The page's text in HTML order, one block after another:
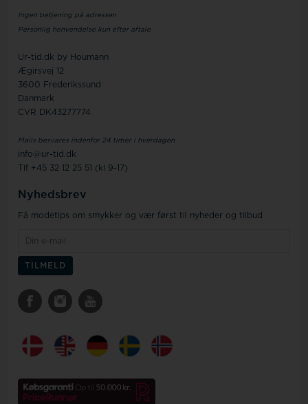
Ingen betjening på adressen
Personlig henvendelse kun efter aftale
Ur-tid.dk by Houmann
Ægirsvej 12
3600 Frederikssund
Danmark
CVR DK43277774
Mails besvares indenfor 24 timer i hverdagen
info@ur-tid.dk
Tlf +45 32 12 25 51 (kl 9-17)
Nyhedsbrev
Få modetips om smykker og vær først til nyheder og tilbud